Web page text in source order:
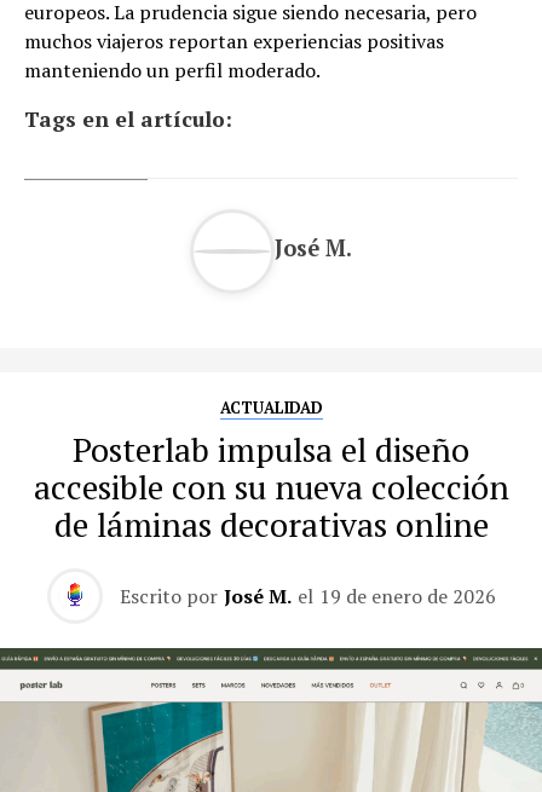
europeos. La prudencia sigue siendo necesaria, pero
muchos viajeros reportan experiencias positivas
manteniendo un perfil moderado.
Tags en el artículo:
José M.
ACTUALIDAD
Posterlab impulsa el diseño
accesible con su nueva colección
de láminas decorativas online
Escrito por José M. el 19 de enero de 2026